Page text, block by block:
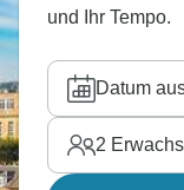
und Ihr Tempo.
Datum
2